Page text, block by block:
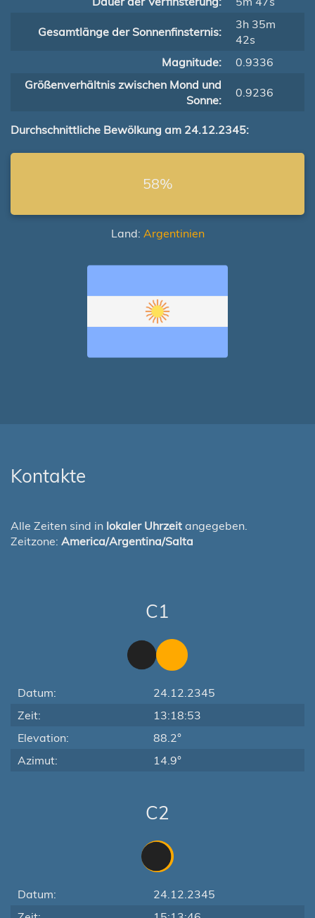
Gesamtlänge der Sonnenfinsternis:
3h 35m
42s
Magnitude:
0.9336
Größenverhältnis zwischen Mond und
Sonne:
0.9236
Durchschnittliche Bewölkung am 24.12.2345:
58%
Land: Argentinien
Kontakte
Alle Zeiten sind in lokaler Uhrzeit angegeben.
Zeitzone: America/Argentina/Salta
C1
Datum:
24.12.2345
Zeit:
13:18:53
Elevation:
88.2°
Azimut:
14.9°
C2
Datum:
24.12.2345